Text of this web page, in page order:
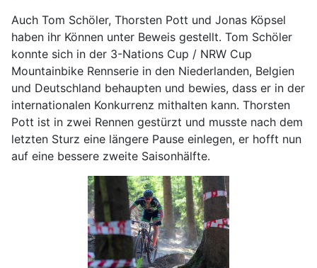
Auch Tom Schöler, Thorsten Pott und Jonas Köpsel
haben ihr Können unter Beweis gestellt. Tom Schöler
konnte sich in der 3-Nations Cup / NRW Cup
Mountainbike Rennserie in den Niederlanden, Belgien
und Deutschland behaupten und bewies, dass er in der
internationalen Konkurrenz mithalten kann. Thorsten
Pott ist in zwei Rennen gestürzt und musste nach dem
letzten Sturz eine längere Pause einlegen, er hofft nun
auf eine bessere zweite Saisonhälfte.